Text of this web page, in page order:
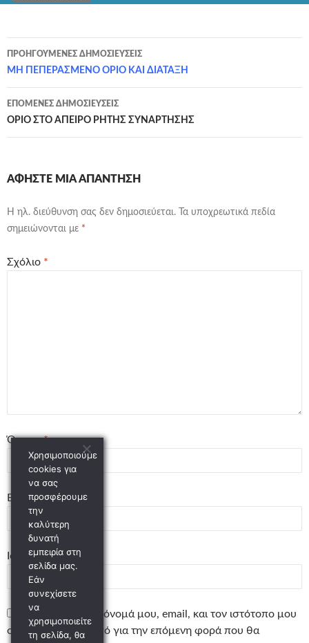
Πλοήγηση
άρθρων
ΠΡΟΗΓΟΎΜΕΝΕΣ ΔΗΜΟΣΙΕΎΣΕΙΣ
ΜΗ ΠΕΠΕΡΑΣΜΕΝΟ ΟΡΙΟ ΚΑΙ ΔΙΑΤΑΞΗ
ΕΠΌΜΕΝΕΣ ΔΗΜΟΣΙΕΎΣΕΙΣ
ΟΡΙΟ ΣΤΟ ΑΠΕΙΡΟ ΡΗΤΗΣ ΣΥΝΑΡΤΗΣΗΣ
ΑΦΉΣΤΕ ΜΙΑ ΑΠΆΝΤΗΣΗ
Η ηλ. διεύθυνση σας δεν δημοσιεύεται.
Τα υποχρεωτικά πεδία
σημειώνονται με *
Σχόλιο *
Όνομα*
Email*
Ιστότοπος
Αποθήκευσε το όνομά μου, email, και τον ιστότοπο μου
σε αυτόν τον πλοηγό για την επόμενη φορά που θα
Χρησιμοποιούμε
cookies για
να σας
προσφέρουμε
την
καλύτερη
δυνατή
εμπειρία στη
σελίδα μας.
Εάν
συνεχίσετε
να
χρησιμοποιείτε
τη σελίδα, θα